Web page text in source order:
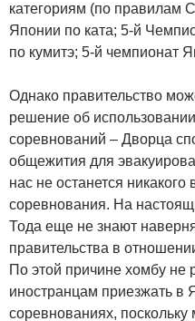
категориям (по правилам
Японии по ката; 5-й
по кумитэ; 5-й чемпионат
Однако правительство
решение об
соревнований – Дворца
общежития для
нас не останется
соревнования. На
Тода еще не знают
правительства в
По этой причине хомбу не
иностранцам приезжать в
соревнованиях,